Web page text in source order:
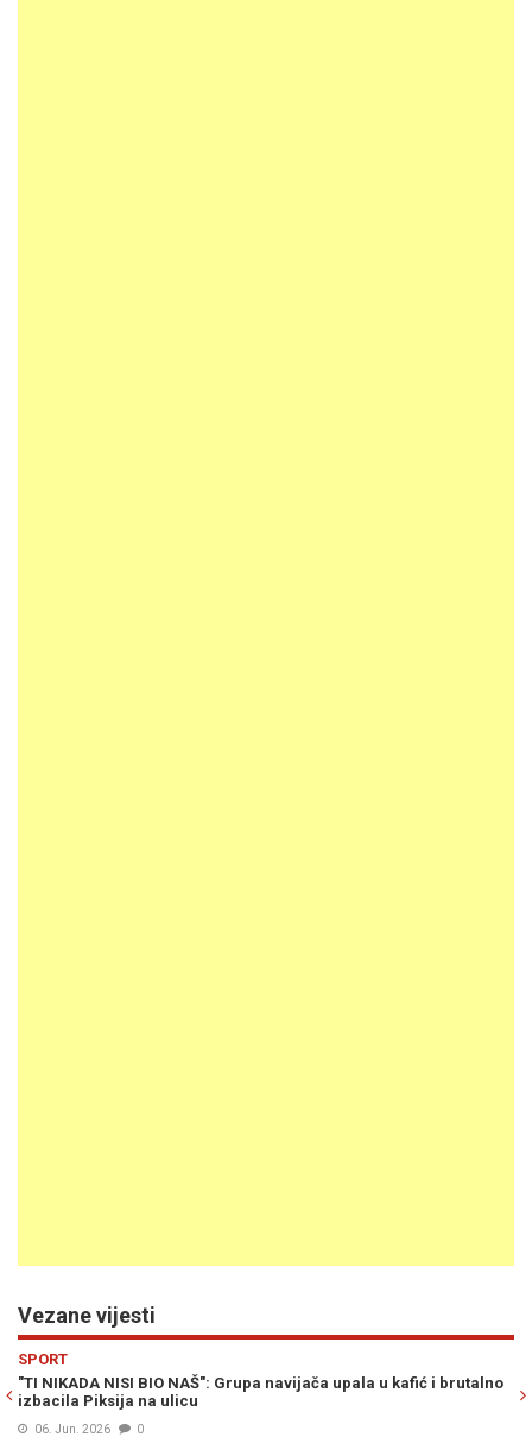
Vezane vijesti
SPORT
KOGA JE NAJVIŠE "GURAO" TITO?: Jednom mu je pobjeglo -
moji" (VIDEO)
04. Okt. 2025